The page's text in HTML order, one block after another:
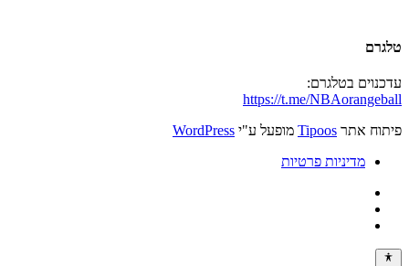
טלגרם
עדכנוים בטלגרם:
https://t.me/NBAorangeball
פיתוח אתר Tipoos מופעל ע"י WordPress
מדיניות פרטיות